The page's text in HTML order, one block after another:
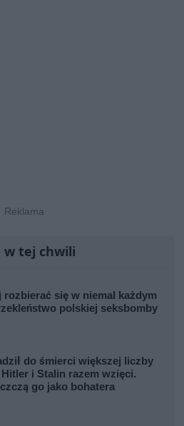
w tej chwili
rozbierać się w niemal każdym
polskiej seksbomby
do śmierci większej liczby
i Stalin razem wzięci.
go jako bohatera